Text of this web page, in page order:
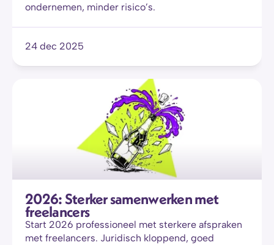
ondernemen, minder risico’s.
24 dec 2025
2026: Sterker samenwerken met
freelancers
Start 2026 professioneel met sterkere afspraken
met freelancers. Juridisch kloppend, goed